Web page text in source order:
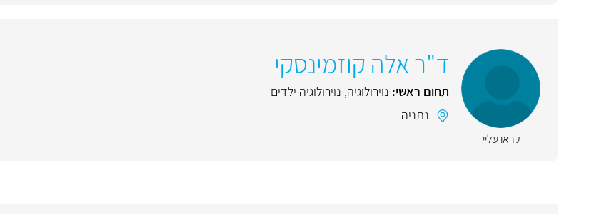
קראו עליי
ד"ר אלה קוזמינסקי
תחום ראשי: נוירולוגיה, נוירולוגיה ילדים
נתניה